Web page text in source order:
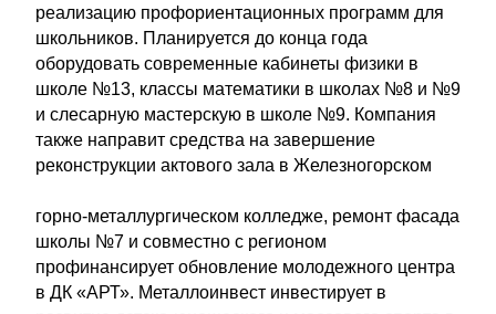
реализацию профориентационных программ для
школьников. Планируется до конца года
оборудовать современные кабинеты физики в
школе №13, классы математики в школах №8 и №9
и слесарную мастерскую в школе №9. Компания
также направит средства на завершение
реконструкции актового зала в Железногорском
горно-металлургическом колледже, ремонт фасада
школы №7 и совместно с регионом
профинансирует обновление молодежного центра
в ДК «АРТ». Металлоинвест инвестирует в